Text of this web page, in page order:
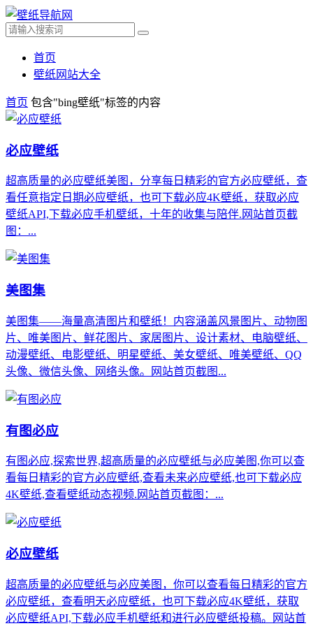
首页
壁纸网站大全
首页 包含"bing壁纸"标签的内容
必应壁纸
超高质量的必应壁纸美图，分享每日精彩的官方必应壁纸，查
看任意指定日期必应壁纸，也可下载必应4K壁纸，获取必应
壁纸API,下载必应手机壁纸，十年的收集与陪伴.网站首页截
图：...
美图集
美图集——海量高清图片和壁纸！内容涵盖风景图片、动物图
片、唯美图片、鲜花图片、家居图片、设计素材、电脑壁纸、
动漫壁纸、电影壁纸、明星壁纸、美女壁纸、唯美壁纸、QQ
头像、微信头像、网络头像。网站首页截图...
有图必应
有图必应,探索世界,超高质量的必应壁纸与必应美图,你可以查
看每日精彩的官方必应壁纸,查看未来必应壁纸,也可下载必应
4K壁纸,查看壁纸动态视频.网站首页截图：...
必应壁纸
超高质量的必应壁纸与必应美图，你可以查看每日精彩的官方
必应壁纸，查看明天必应壁纸，也可下载必应4K壁纸，获取
必应壁纸API,下载必应手机壁纸和进行必应壁纸投稿。网站首